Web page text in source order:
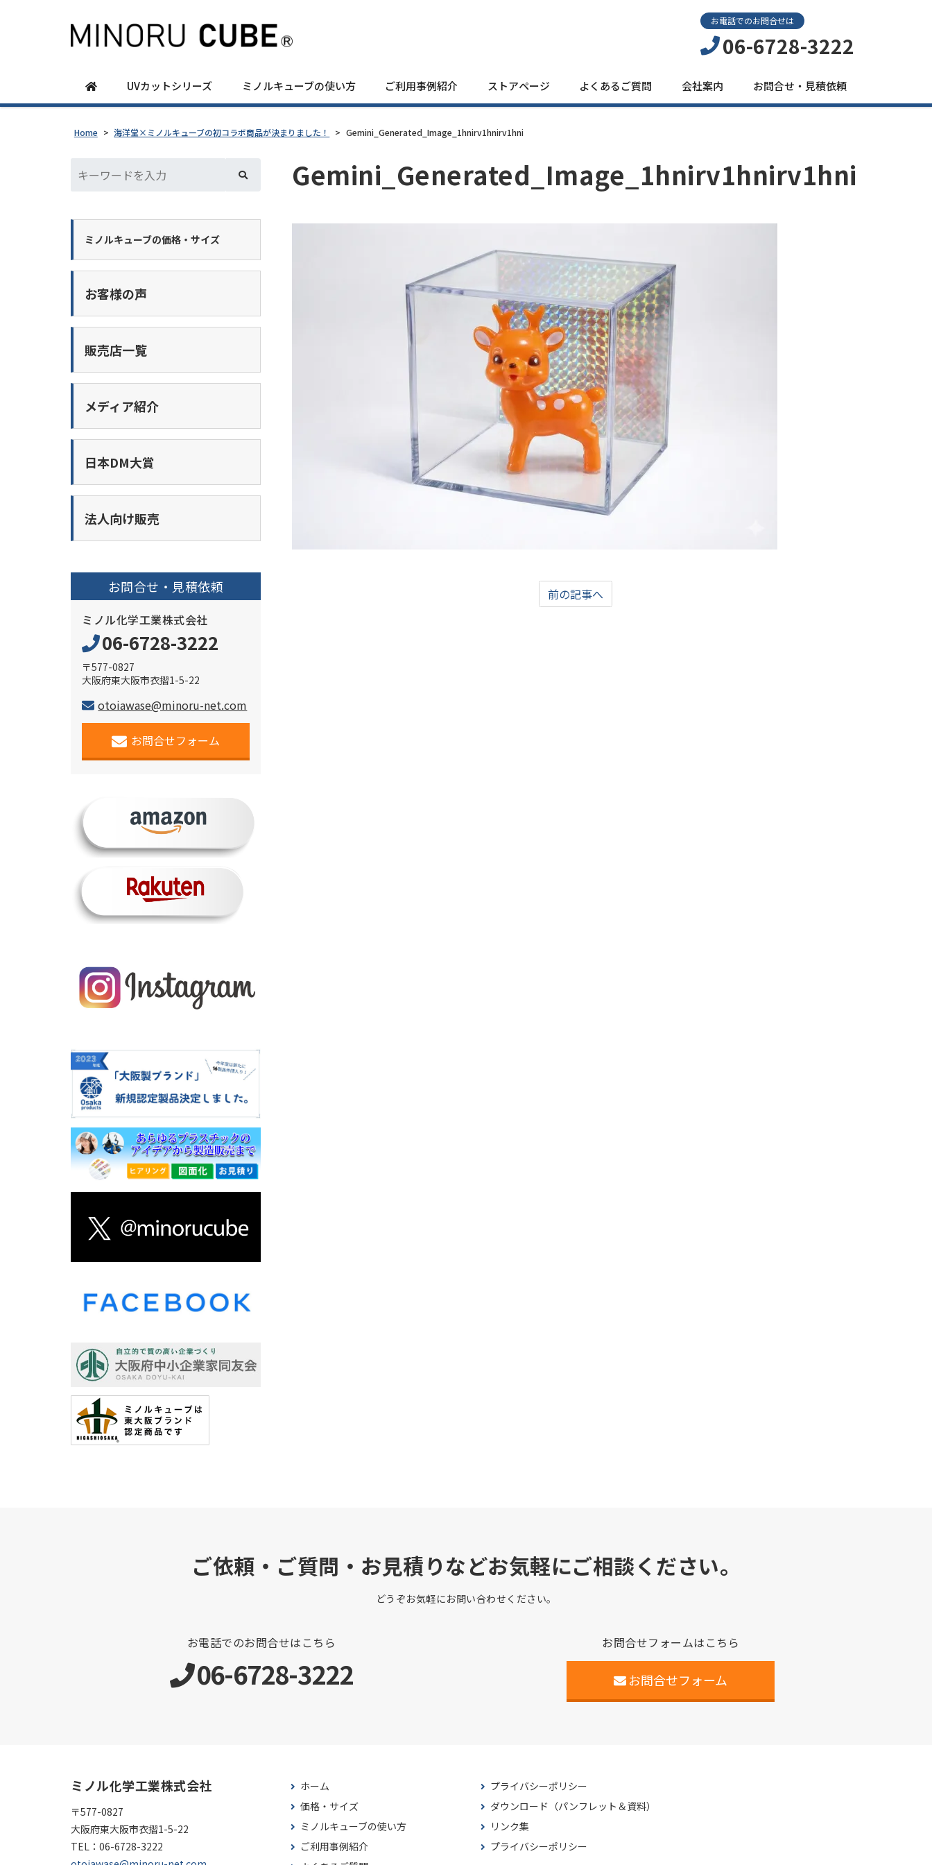
お電話でのお問合せは
06-6728-3222
UVカットシリーズ ミノルキューブの使い方 ご利用事例紹介 ストアページ よくあるご質問 会社案内 お問合せ・見積依頼
Home > 海洋堂×ミノルキューブの初コラボ商品が決まりました！ > Gemini_Generated_Image_1hnirv1hnirv1hni
Gemini_Generated_Image_1hnirv1hnirv1hni
前の記事へ
ミノルキューブの価格・サイズ
お客様の声
販売店一覧
メディア紹介
日本DM大賞
法人向け販売
お問合せ・見積依頼
ミノル化学工業株式会社
06-6728-3222
〒577-0827
大阪府東大阪市衣摺1-5-22
otoiawase@minoru-net.com
お問合せフォーム
ご依頼・ご質問・お見積りなどお気軽にご相談ください。
どうぞお気軽にお問い合わせください。
お電話でのお問合せはこちら
06-6728-3222
お問合せフォームはこちら
お問合せフォーム
ミノル化学工業株式会社
〒577-0827
大阪府東大阪市衣摺1-5-22
TEL： 06-6728-3222
ホーム
価格・サイズ
ミノルキューブの使い方
ご利用事例紹介
プライバシーポリシー
ダウンロード（パンフレット＆資料）
リンク集
プライバシーポリシー